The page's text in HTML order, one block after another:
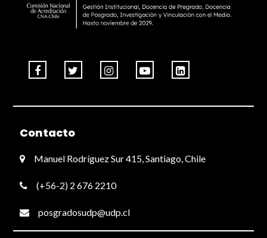
Contacto
Manuel Rodríguez Sur 415, Santiago, Chile
(+56-2) 2 676 2210
posgradosudp@udp.cl